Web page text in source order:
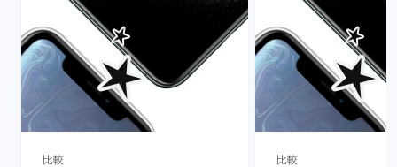
比較 比較